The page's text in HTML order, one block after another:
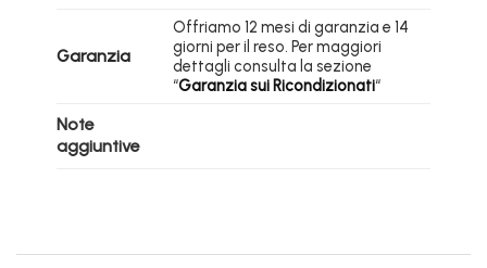
Garanzia
Offriamo 12 mesi di garanzia e 14
giorni per il reso. Per maggiori
dettagli consulta la sezione
“Garanzia sui Ricondizionati“
Note
aggiuntive